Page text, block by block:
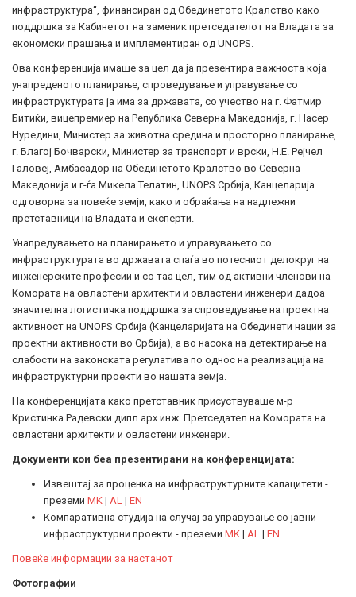
инфраструктура“, финансиран од Обединетото Кралство како
поддршка за Кабинетот на заменик претседателот на Владата за
економски прашања и имплементиран од UNOPS.
Ова конференција имаше за цел да ја презентира важноста која
унапреденото планирање, спроведување и управување со
инфраструктурата ја има за државата, со учество на г. Фатмир
Битиќи, вицепремиер на Република Северна Македонија, г. Насер
Нуредини, Министер за животна средина и просторно планирање,
г. Благој Бочварски, Министер за транспорт и врски, Н.Е. Рејчел
Галовеј, Амбасадор на Обединетото Кралство во Северна
Македонија и г-ѓа Микела Телатин, UNOPS Србија, Канцеларија
одговорна за повеќе земји, како и обраќања на надлежни
претставници на Владата и експерти.
Унапредувањето на планирањето и управувањето со
инфраструктурата во државата спаѓа во потесниот делокруг на
инженерските професии и со таа цел, тим од активни членови на
Комората на овластени архитекти и овластени инженери дадоа
значителна логистичка поддршка за спроведување на проектна
активност на UNOPS Србија (Канцеларијата на Обединети нации за
проектни активности во Србија), а во насока на детектирање на
слабости на законската регулатива по однос на реализација на
инфраструктурни проекти во нашата земја.
На конференцијата како претставник присуствуваше м-р
Кристинка Радевски дипл.арх.инж. Претседател на Комората на
овластени архитекти и овластени инженери.
Документи кои беа презентирани на конференцијата:
Извештај за проценка на инфраструктурните капацитети -
преземи MK | AL | EN
Компаративна студија на случај за управување со јавни
инфраструктурни проекти - преземи MK | AL | EN
Повеќе информации за настанот
Фотографии